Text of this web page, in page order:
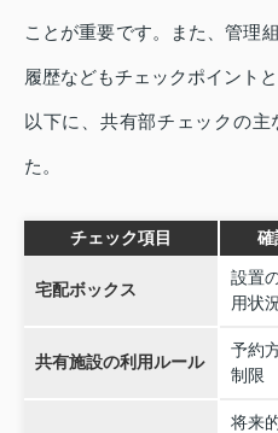
ことが重要です。また、管理
履歴などもチェックポイントと
以下に、共有部チェックの
た。
チェック項目 確
宅配ボックス
設置
用状況
共有施設の利用ルール
予約
制限
将来